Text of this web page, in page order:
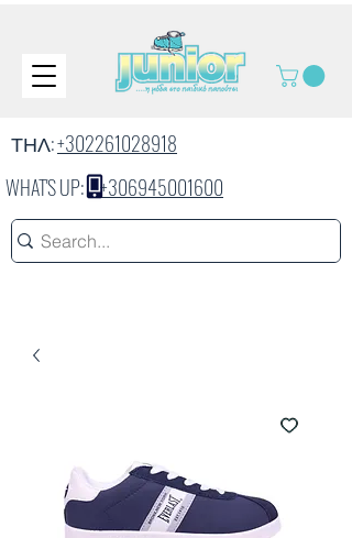
ΤΗΛ:+302261028918
WHAT'S UP:+306945001600